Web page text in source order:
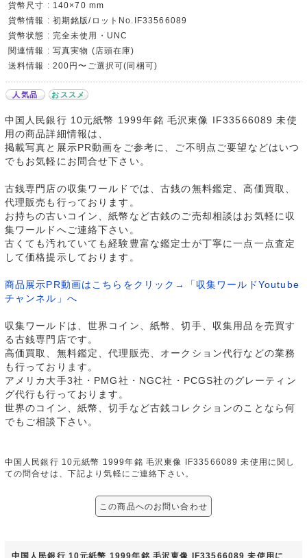
貨幣尺寸 : 140×70 mm
貨幣情報 : 初期銘版/ロットNo.IF33566089
貨幣状態 : 完全未使用・UNC
関連情報 : 写真実物 (店頭在庫)
送料情報 : 200円〜ご選択可(同梱可)
人気品 おススメ
中国人民銀行 10元紙幣 1999年銘 毛沢東像 IF33566089 未使
用の商品詳細情報は、
掲載写真と展示PR動画をご参考に、ご不明点ご要望などはいつ
でもお気軽にお問合せ下さい。
古銭専門店の収集ワールドでは、古銭の無料鑑定、高価買取、
代理販売も行っております。
お持ちの古いコイン、紙幣など古銭のご売却相談はお気軽に収
集ワールドへご連絡下さい。
古くても汚れていても経験豊富な鑑定士が丁寧に一点一点査定
して価格提示しております。
商品展示PR動画はこちらをクリック→「収集ワールドYoutube
チャンネル」へ
収集ワールドは、世界コイン、紙幣、切手、収集用品を売買す
る古銭専門店です。
高価買取、無料鑑定、代理販売、オークション代行などの業務
も行っております。
アメリカ大手3社・PMG社・NGC社・PCGS社のグレーティン
グ代行も行っております。
世界のコイン、紙幣、切手など古銭コレクションのことなら何
でもご相談下さい。
中国人民銀行 10元紙幣 1999年銘 毛沢東像 IF33566089 未使用に関し
ての問合せは、下記より気軽にご連絡下さい。
この商品へのお問い合わせ
中国人民銀行 10元紙幣 1999年銘 毛沢東像 IF33566089 未使用に